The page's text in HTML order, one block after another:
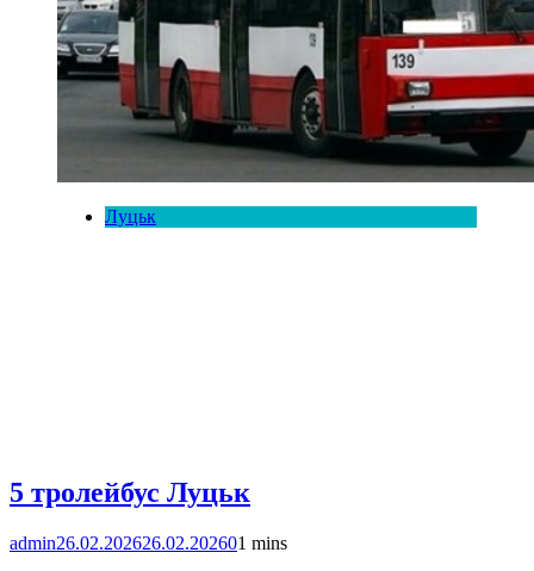
Луцьк
5 тролейбус Луцьк
admin26.02.202626.02.202601 mins